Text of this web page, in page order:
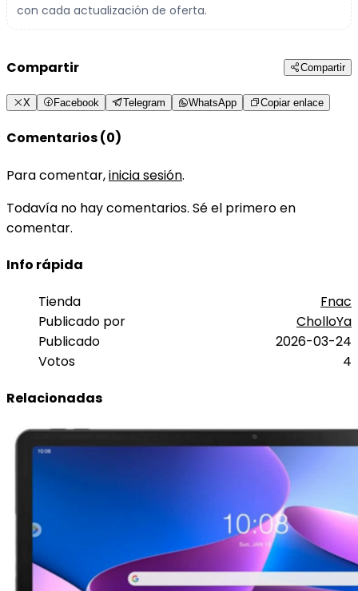
con cada actualización de oferta.
Compartir Compartir
X Facebook Telegram WhatsApp Copiar enlace
Comentarios (0)
Para comentar,inicia sesión.
Todavía no hay comentarios. Sé el primero en
comentar.
Info rápida
Tienda
Fnac
Publicado por
CholloYa
Publicado
2026-03-24
Votos
4
Relacionadas